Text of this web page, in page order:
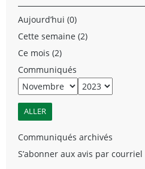
Aujourd’hui (0)
Cette semaine (2)
Ce mois (2)
Communiqués
Communiqués archivés
S’abonner aux avis par courriel